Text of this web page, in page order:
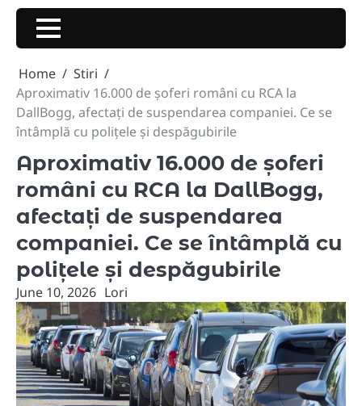
Skip
content
Home
Stiri
Aproximativ 16.000 de șoferi români cu RCA la
DallBogg, afectați de suspendarea companiei. Ce se
întâmplă cu polițele și despăgubirile
Aproximativ 16.000 de șoferi
români cu RCA la DallBogg,
afectați de suspendarea
companiei. Ce se întâmplă cu
polițele și despăgubirile
June 10, 2026 Lori